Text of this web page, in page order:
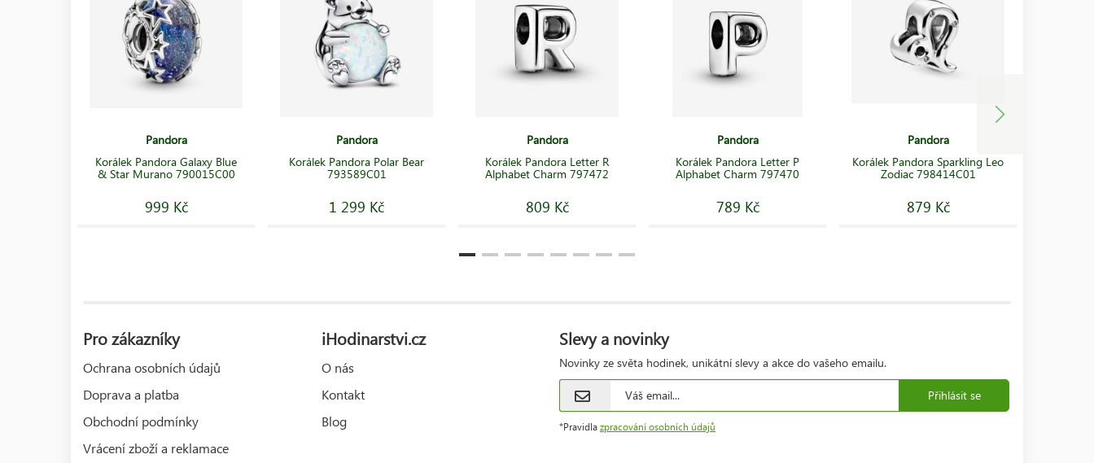
Pandora
Korálek Pandora Galaxy Blue
& Star Murano 790015C00
999 Kč
Pandora
Korálek Pandora Polar Bear
793589C01
1 299 Kč
Pandora
Korálek Pandora Letter R
Alphabet Charm 797472
809 Kč
Pandora
Korálek Pandora Letter P
Alphabet Charm 797470
789 Kč
Pandora
Korálek Pandora Sparkling Leo
Zodiac 798414C01
879 Kč
Pro zákazníky
Ochrana osobních údajů
Doprava a platba
Obchodní podmínky
Vrácení zboží a reklamace
iHodinarstvi.cz
O nás
Kontakt
Blog
Slevy a novinky
Novinky ze světa hodinek, unikátní slevy a akce do vašeho emailu.
Přihlásit se
*Pravidla zpracování osobních údajů